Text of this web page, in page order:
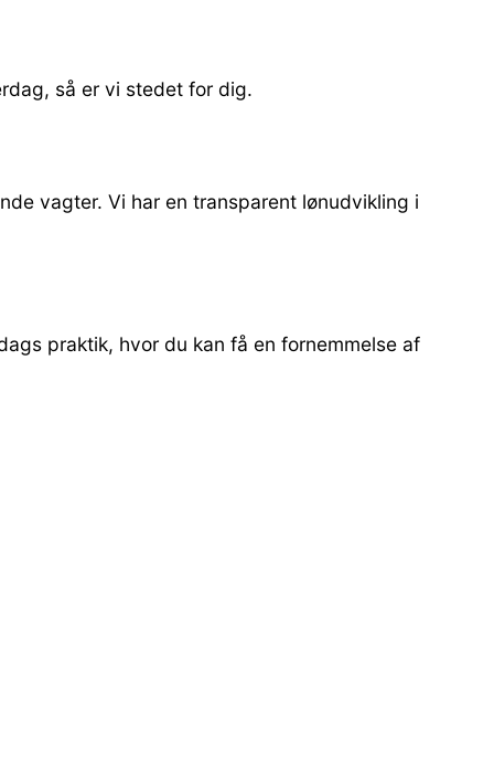
så er vi stedet for dig.
vagter. Vi har en transparent lønudvikling i
praktik, hvor du kan få en fornemmelse af